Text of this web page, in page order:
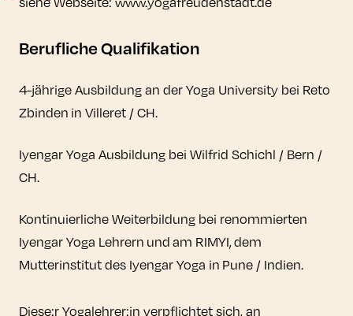
Berufliche Qualifikation
4-jährige Ausbildung an der Yoga University bei Reto
Zbinden in Villeret / CH.
Iyengar Yoga Ausbildung bei Wilfrid Schichl / Bern /
CH.
Kontinuierliche Weiterbildung bei renommierten
Iyengar Yoga Lehrern und am RIMYI, dem
Mutterinstitut des Iyengar Yoga in Pune / Indien.
Diese:r Yogalehrer:in verpflichtet sich, an